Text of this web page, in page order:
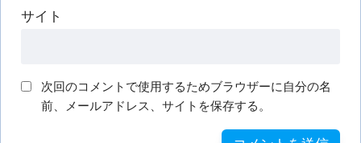
サイト
次回のコメントで使用するためブラウザーに自分の名
前、メールアドレス、サイトを保存する。